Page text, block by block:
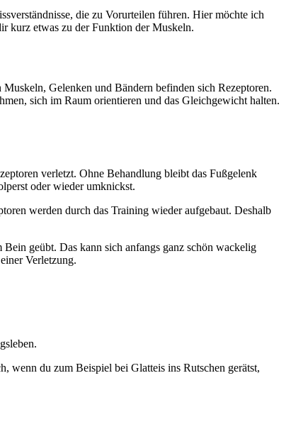
die zu Vorurteilen führen. Hier möchte ich
kurz etwas zu der Funktion der Muskeln.
Gelenken und Bändern befinden sich Rezeptoren.
sich im Raum orientieren und das Gleichgewicht halten.
verletzt. Ohne Behandlung bleibt das Fußgelenk
oder wieder umknickst.
werden durch das Training wieder aufgebaut. Deshalb
geübt. Das kann sich anfangs ganz schön wackelig
Verletzung.
wenn du zum Beispiel bei Glatteis ins Rutschen gerätst,